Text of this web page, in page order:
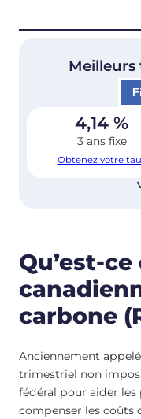
4,14 %
3 ans fixe
Obtenez votre
Qu’est-
carbone
Anciennement
trimestriel non
fédéral pour aider
compenser les coûts